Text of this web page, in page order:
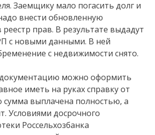
Заемщику мало погасить долг и
внести обновленную
прав. В результате выдадут
с новыми данными. В ней
с недвижимости снято.
можно оформить
иметь на руках справку от
сумма выплачена полностью, а
Условиями досрочного
Россельхозбанка